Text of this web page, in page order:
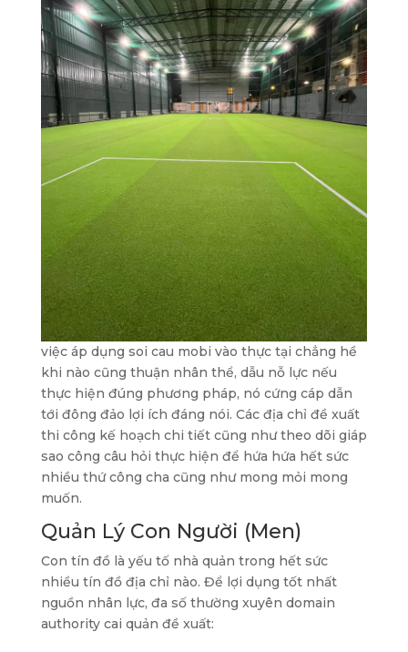
việc áp dụng soi cau mobi vào thực tại chẳng hề
khi nào cũng thuận nhân thể, dẫu nỗ lực nếu
thực hiện đúng phương pháp, nó cứng cáp dẫn
tới đông đảo lợi ích đáng nói. Các địa chỉ đề xuất
thi công kế hoạch chi tiết cũng như theo dõi giáp
sao công câu hỏi thực hiện để hứa hứa hết sức
nhiều thứ công cha cũng như mong mỏi mong
muốn.
Quản Lý Con Người (Men)
Con tín đồ là yếu tố nhà quản trong hết sức
nhiều tín đồ địa chỉ nào. Để lợi dụng tốt nhất
nguồn nhân lực, đa số thường xuyên domain
authority cai quản đề xuất: